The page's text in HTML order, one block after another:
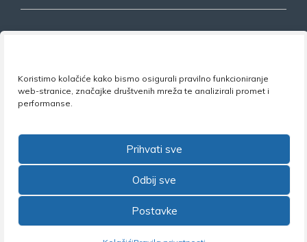
Koristimo kolačiće kako bismo osigurali pravilno funkcioniranje
web-stranice, značajke društvenih mreža te analizirali promet i
performanse.
Prihvati sve
Odbij sve
Postavke
Nezavisni sindikat znanosti i visokog
obrazovanja
©2026 Nezavisni sindikat znanosti i visokog obrazovanja